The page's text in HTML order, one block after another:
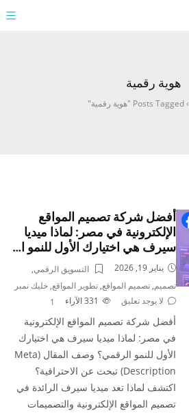
هوية رقمية
›Posts Tagged "هوية رقمية"
أفضل شركة تصميم المواقع
الإلكترونية في مصر: لماذا ميديا
سيرف هي اختيارك الأول للنمو ا…
يناير 19, 2026 التسويق الرقمي,
تصميم,تصميم المواقع,تطوير المواقع,خليك نمبر
1
لا يوجد تعليق الآراء
أفضل شركة تصميم المواقع الإلكترونية
في مصر: لماذا ميديا سيرف هي اختيارك
الأول للنمو الرقمي؟ وصف المقال (Meta
Description) تبحث عن الاحترافية؟
اكتشف لماذا تعد ميديا سيرف الرائدة في
تصميم المواقع الإلكترونية والتصميمات